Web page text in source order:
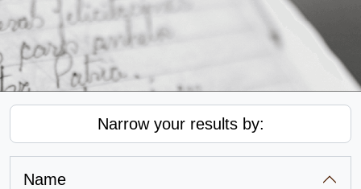
Narrow your results by:
Name